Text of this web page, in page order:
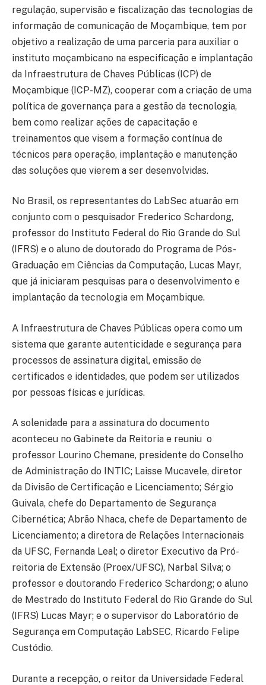
regulação, supervisão e fiscalização das tecnologias de
informação de comunicação de Moçambique, tem por
objetivo a realização de uma parceria para auxiliar o
instituto moçambicano na especificação e implantação
da Infraestrutura de Chaves Públicas (ICP) de
Moçambique (ICP-MZ), cooperar com a criação de uma
política de governança para a gestão da tecnologia,
bem como realizar ações de capacitação e
treinamentos que visem a formação contínua de
técnicos para operação, implantação e manutenção
das soluções que vierem a ser desenvolvidas.
No Brasil, os representantes do LabSec atuarão em
conjunto com o pesquisador Frederico Schardong,
professor do Instituto Federal do Rio Grande do Sul
(IFRS) e o aluno de doutorado do Programa de Pós-
Graduação em Ciências da Computação, Lucas Mayr,
que já iniciaram pesquisas para o desenvolvimento e
implantação da tecnologia em Moçambique.
A Infraestrutura de Chaves Públicas opera como um
sistema que garante autenticidade e segurança para
processos de assinatura digital, emissão de
certificados e identidades, que podem ser utilizados
por pessoas físicas e jurídicas.
A solenidade para a assinatura do documento
aconteceu no Gabinete da Reitoria e reuniu o
professor Lourino Chemane, presidente do Conselho
de Administração do INTIC; Laisse Mucavele, diretor
da Divisão de Certificação e Licenciamento; Sérgio
Guivala, chefe do Departamento de Segurança
Cibernética; Abrão Nhaca, chefe de Departamento de
Licenciamento; a diretora de Relações Internacionais
da UFSC, Fernanda Leal; o diretor Executivo da Pró-
reitoria de Extensão (Proex/UFSC), Narbal Silva; o
professor e doutorando Frederico Schardong; o aluno
de Mestrado do Instituto Federal do Rio Grande do Sul
(IFRS) Lucas Mayr; e o supervisor do Laboratório de
Segurança em Computação LabSEC, Ricardo Felipe
Custódio.
Durante a recepção, o reitor da Universidade Federal